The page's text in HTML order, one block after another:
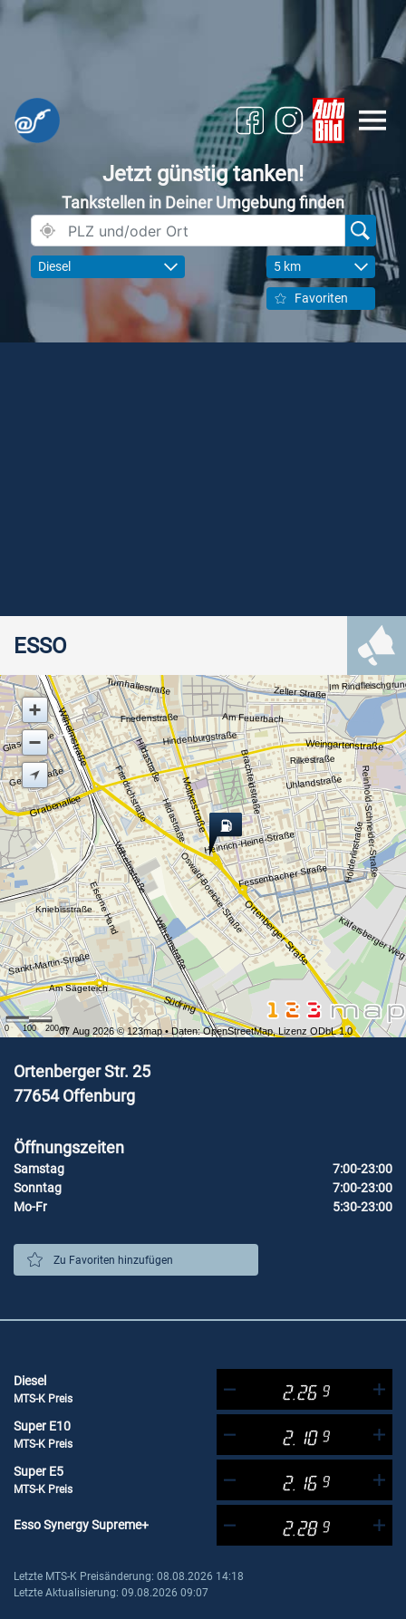
Jetzt günstig tanken!
Tankstellen in Deiner Umgebung finden
Diesel 5 km
Favoriten
ESSO
Grabenallee
Ortenberger Straße
Weingartenstraße
Südring
Wilhelmstraße
Moltkestraße
Fessenbacher Straße Reinhold-Schneider-Straße
Uhlandstraße
Hölderlinstraße
Im
Rilkestraße
Brachfeldstraße
Am Feuerbach
Friedrichstraße Hildastraße
Hindenburgstraße
Wilhelmstraße
Zeller Straße
Turnhallestraße
Heinrich-Heine-Straße
Käfersberger
Oswald-Boelcke-Straße
Eiserne Hand
Glaserstraße
Gerberstraße
Kniebisstraße
Sankt-Martin-Straße
Am Sägeteich
Hildastraße
Friedenstraße
Wilhelmstraße
0 100 200 m
07 Aug 2026 ©123map • Daten:OpenStreetMap,Lizenz ODbL 1.0
Ortenberger Str. 25
77654 Offenburg
Öffnungszeiten
Samstag
7:00-23:00
Sonntag
7:00-23:00
Mo-Fr
5:30-23:00
Zu Favoriten hinzufügen
Diesel
MTS-K Preis 2.26 9
Super E10
MTS-K Preis 2.10 9
Super E5
MTS-K Preis 2.16 9
Esso Synergy Supreme+ 2.28 9
Letzte MTS-K Preisänderung: 08.08.2026 14:18
Letzte Aktualisierung: 09.08.2026 09:07